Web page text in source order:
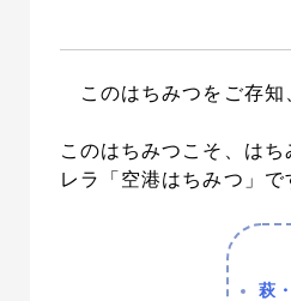
このはちみつをご存知
このはちみつこそ、は
レラ「空港はちみつ」で
萩